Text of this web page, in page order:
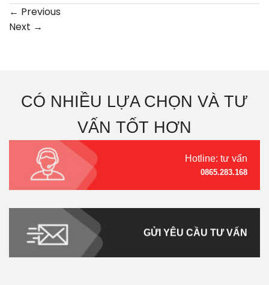
← Previous
Next →
CÓ NHIỀU LỰA CHỌN VÀ TƯ
VẤN TỐT HƠN
Hotline: tư vấn
0865.283.168
GỬI YÊU CẦU TƯ VẤN